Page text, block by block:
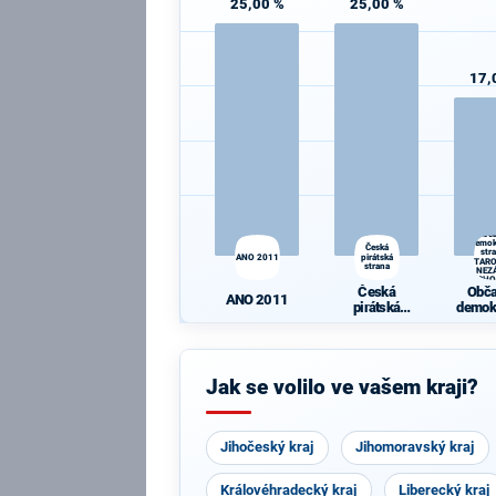
25,00 %
ANO 2011
ANO 2011
25,00 %
Česká
pirátská
strana
Česká
pirátská
A
A
Jak se volilo ve vašem kraji?
Jihočeský kraj Jihomoravský kraj
Královéhradecký kraj Liberecký kraj